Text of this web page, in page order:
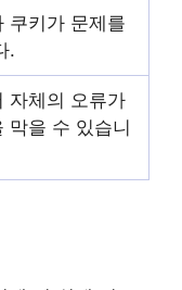
쿠키가 문제를
.
자체의 오류가
막을 수 있습니